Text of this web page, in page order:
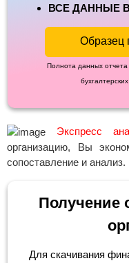
ВСЕ ДАННЫЕ
Образец
Полнота данных отчета
Экспресс
организацию, Вы
сопоставление и анализ.
Получение
Для скачивания